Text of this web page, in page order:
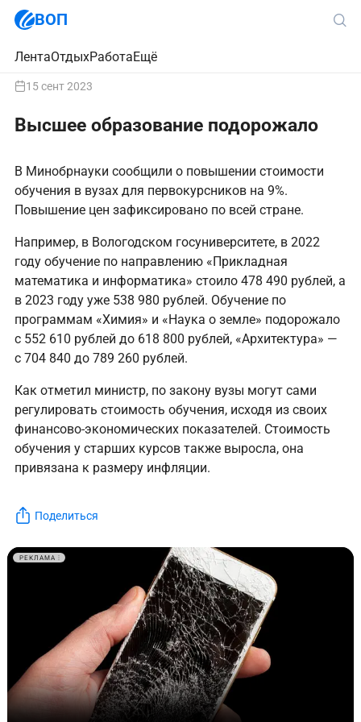
ВОП
ЛентаОтдыхРаботаЕщё
15 сент 2023
Высшее образование подорожало
В Минобрнауки сообщили о повышении стоимости
обучения в вузах для первокурсников на 9%.
Повышение цен зафиксировано по всей стране.
Например, в Вологодском госуниверситете, в 2022
году обучение по направлению «Прикладная
математика и информатика» стоило 478 490 рублей, а
в 2023 году уже 538 980 рублей. Обучение по
программам «Химия» и «Наука о земле» подорожало
с 552 610 рублей до 618 800 рублей, «Архитектура» —
с 704 840 до 789 260 рублей.
Как отметил министр, по закону вузы могут сами
регулировать стоимость обучения, исходя из своих
финансово-экономических показателей. Стоимость
обучения у старших курсов также выросла, она
привязана к размеру инфляции.
Поделиться
РЕКЛАМА